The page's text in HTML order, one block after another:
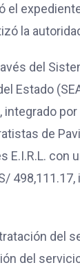
el
la
del
Estado
integrado
de
E.I.R.L. con
498,111.17,
del
del